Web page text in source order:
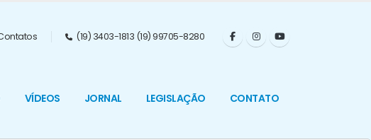
(19) 3403-1813 (19) 99705-8280
VÍDEOS JORNAL LEGISLAÇÃO CONTATO